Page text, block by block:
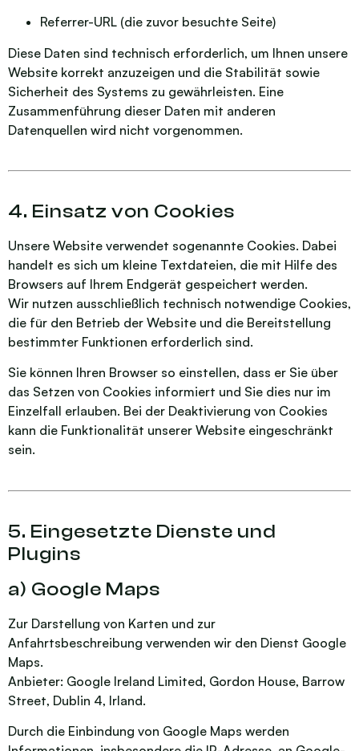
Referrer-URL (die zuvor besuchte Seite)
Diese Daten sind technisch erforderlich, um Ihnen unsere
Website korrekt anzuzeigen und die Stabilität sowie
Sicherheit des Systems zu gewährleisten. Eine
Zusammenführung dieser Daten mit anderen
Datenquellen wird nicht vorgenommen.
4. Einsatz von Cookies
Unsere Website verwendet sogenannte Cookies. Dabei
handelt es sich um kleine Textdateien, die mit Hilfe des
Browsers auf Ihrem Endgerät gespeichert werden.
Wir nutzen ausschließlich technisch notwendige Cookies,
die für den Betrieb der Website und die Bereitstellung
bestimmter Funktionen erforderlich sind.
Sie können Ihren Browser so einstellen, dass er Sie über
das Setzen von Cookies informiert und Sie dies nur im
Einzelfall erlauben. Bei der Deaktivierung von Cookies
kann die Funktionalität unserer Website eingeschränkt
sein.
5. Eingesetzte Dienste und
Plugins
a) Google Maps
Zur Darstellung von Karten und zur
Anfahrtsbeschreibung verwenden wir den Dienst Google
Maps.
Anbieter: Google Ireland Limited, Gordon House, Barrow
Street, Dublin 4, Irland.
Durch die Einbindung von Google Maps werden